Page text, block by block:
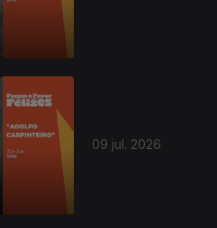
09 jul. 2026